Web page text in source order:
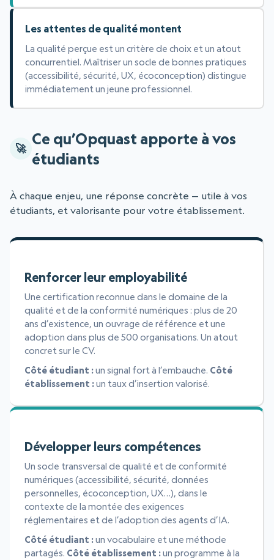
Les attentes de qualité montent
La qualité perçue est un critère de choix et un atout
concurrentiel. Maîtriser un socle de bonnes pratiques
(accessibilité, sécurité, UX, écoconception) distingue
immédiatement un jeune professionnel.
Ce qu’Opquast apporte à vos
étudiants
À chaque enjeu, une réponse concrète — utile à vos
étudiants, et valorisante pour votre établissement.
Renforcer leur employabilité
Une certification reconnue dans le domaine de la
qualité et de la conformité numériques : plus de 20
ans d’existence, un ouvrage de référence et une
adoption dans plus de 500 organisations. Un atout
concret sur le CV.
Côté étudiant :un signal fort à l’embauche. Côté
établissement :un taux d’insertion valorisé.
Développer leurs compétences
Un socle transversal de qualité et de conformité
numériques (accessibilité, sécurité, données
personnelles, écoconception, UX…), dans le
contexte de la montée des exigences
réglementaires et de l’adoption des agents d’IA.
Côté étudiant :un vocabulaire et une méthode
partagés. Côté établissement :un programme à la